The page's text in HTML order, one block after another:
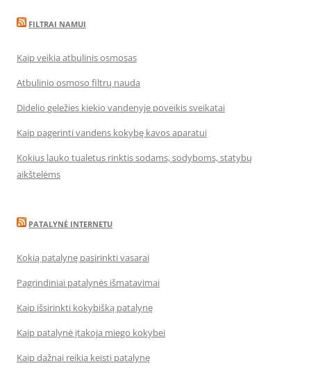
FILTRAI NAMUI
Kaip veikia atbulinis osmosas
Atbulinio osmoso filtrų nauda
Didelio geležies kiekio vandenyje poveikis sveikatai
Kaip pagerinti vandens kokybę kavos aparatui
Kokius lauko tualetus rinktis sodams, sodyboms, statybų
aikštelėms
PATALYNĖ INTERNETU
Kokią patalynę pasirinkti vasarai
Pagrindiniai patalynės išmatavimai
Kaip išsirinkti kokybišką patalynę
Kaip patalynė įtakoja miego kokybei
Kaip dažnai reikia keisti patalynę